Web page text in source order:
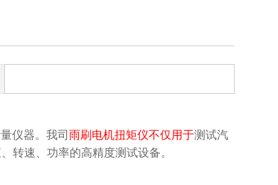
仪器。我司 雨刷电机扭矩仪不仅用于测试汽
转速、功率的高精度测试设备。